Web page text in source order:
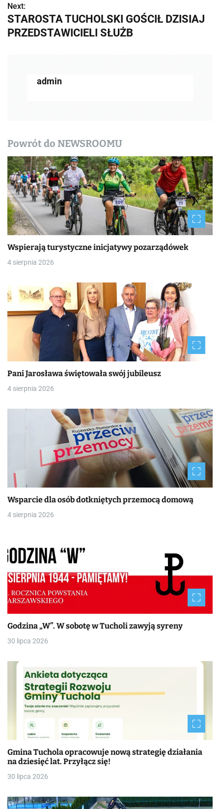
b
a
s
y
Next:
STAROSTA TUCHOLSKI GOŚCIŁ DZISIAJ
PRZEDSTAWICIELI SŁUŻB
admin
Powrót do NEWSROOMU
Wspierają turystyczne inicjatywy pozarządówek
4 sierpnia 2026
Pani Jarosława świętowała swój jubileusz
4 sierpnia 2026
Wsparcie dla osób dotkniętych przemocą domową
4 sierpnia 2026
Godzina „W”. W sobotę w Tucholi zawyją syreny
30 lipca 2026
Gmina Tuchola opracowuje nową strategię działania
na dziesięć lat. Przyłącz się!
30 lipca 2026